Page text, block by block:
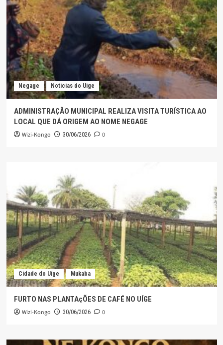
Negage Noticias do Uige
ADMINISTRAÇÃO MUNICIPAL REALIZA VISITA TURÍSTICA AO
LOCAL QUE DÁ ORIGEM AO NOME NEGAGE
Wizi-Kongo 30/06/2026 0
Cidade do Uíge Mukaba
FURTO NAS PLANTAçÕES DE CAFÉ NO UÍGE
Wizi-Kongo 30/06/2026 0